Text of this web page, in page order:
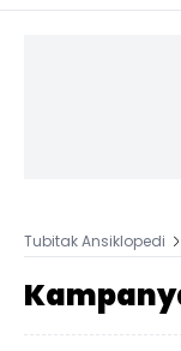
Tubitak Ansiklopedi